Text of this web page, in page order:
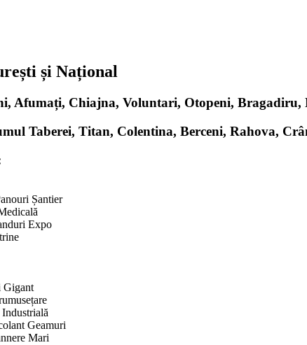
și Național
Afumați, Chiajna, Voluntari, Otopeni, Bragadiru,
Taberei, Titan, Colentina, Berceni, Rahova,
Șantier
Expo
Gigant
Geamuri
Mari